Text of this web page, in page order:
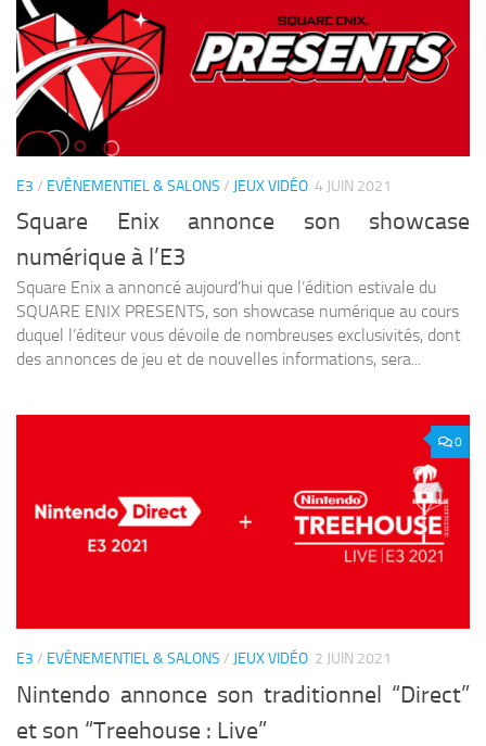
E3 / EVÈNEMENTIEL & SALONS / JEUX VIDÉO 4 JUIN 2021
Square Enix annonce son showcase
numérique à l’E3
Square Enix a annoncé aujourd’hui que l’édition estivale du
SQUARE ENIX PRESENTS, son showcase numérique au cours
duquel l’éditeur vous dévoile de nombreuses exclusivités, dont
des annonces de jeu et de nouvelles informations, sera...
0
E3 / EVÈNEMENTIEL & SALONS / JEUX VIDÉO 2 JUIN 2021
Nintendo annonce son traditionnel “Direct”
et son “Treehouse : Live”